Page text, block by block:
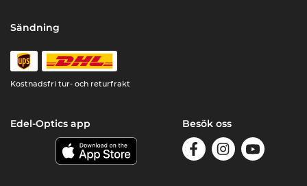
Sändning
Kostnadsfri tur- och returfrakt
Edel-Optics app Besök oss